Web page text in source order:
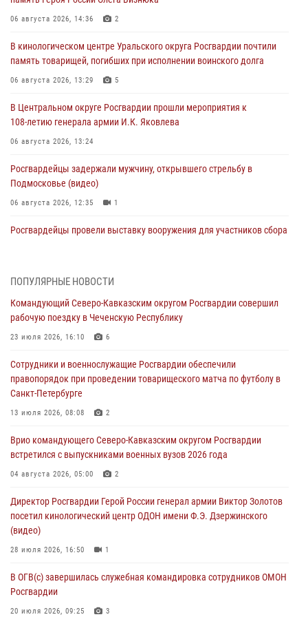
06 августа 2026, 14:36 2
В кинологическом центре Уральского округа Росгвардии почтили
память товарищей, погибших при исполнении воинского долга
06 августа 2026, 13:29 5
В Центральном округе Росгвардии прошли мероприятия к
108‑летию генерала армии И.К. Яковлева
06 августа 2026, 13:24
Росгвардейцы задержали мужчину, открывшего стрельбу в
Подмосковье (видео)
06 августа 2026, 12:35 1
Росгвардейцы провели выставку вооружения для участников сбора
второй годовщине вторжения ВСУ на территорию области
06 августа 2026, 11:56
угрожавшего подростку травматическим пистолетом
06 августа 2026, 11:33 1
В Зауралье при содействии СОБР Росгвардии ликвидирована
06 августа 2026, 11:27
В Москве росгвардейцы задержали троих мужчин, устроивших
06 августа 2026, 11:20 1
ПОПУЛЯРНЫЕ НОВОСТИ
Командующий Северо-Кавказским округом Росгвардии совершил
рабочую поездку в Чеченскую Республику
23 июля 2026, 16:10 6
Сотрудники и военнослужащие Росгвардии обеспечили
правопорядок при проведении товарищеского матча по футболу в
Санкт-Петербурге
13 июля 2026, 08:08 2
Врио командующего Северо-Кавказским округом Росгвардии
встретился с выпускниками военных вузов 2026 года
04 августа 2026, 05:00 2
Директор Росгвардии Герой России генерал армии Виктор Золотов
посетил кинологический центр ОДОН имени Ф.Э. Дзержинского
(видео)
28 июля 2026, 16:50 1
В ОГВ(с) завершилась служебная командировка сотрудников ОМОН
Росгвардии
20 июля 2026, 09:25 3